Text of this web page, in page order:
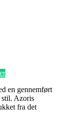
en gennemført
stil. Azoris
fra det